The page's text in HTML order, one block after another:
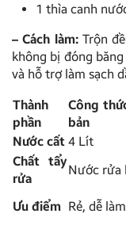
1 thìa canh
–Cách làm:Trộn
không bị đóng
và hỗ trợ làm sạch
Thành
phần
Công
bản
Nước cất 4 Lít
Chất tẩy
rửa
Nước rửa
Ưu điểm Rẻ, dễ làm